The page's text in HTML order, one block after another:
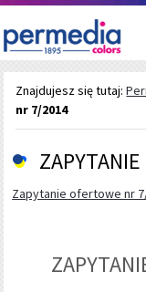
Znajdujesz się tutaj:
nr 7/2014
Zapytanie ofertowe nr